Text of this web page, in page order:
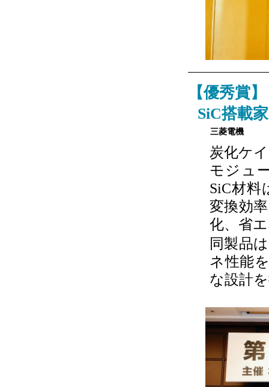
【優秀賞】
SiC搭載
三菱電機
炭化ケ
モジュ
SiC材料
変換効
化、省
同製品
ネ性能
な設計